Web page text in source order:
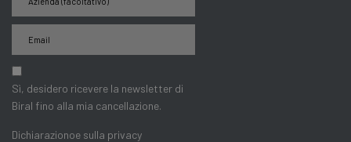
Sì, desidero ricevere la newsletter di
Biral fino alla mia cancellazione.
Dichiarazionoe sulla privacy